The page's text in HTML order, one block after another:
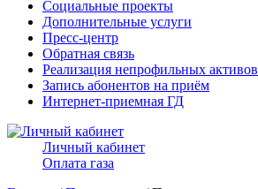
Социальные проекты
Дополнительные услуги
Пресс-центр
Обратная связь
Реализация непрофильных активов
Запись абонентов на приём
Интернет-приемная ГД
Личный кабинет
Оплата газа